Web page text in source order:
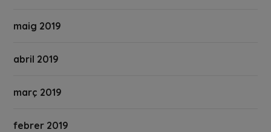
maig 2019
abril 2019
març 2019
febrer 2019